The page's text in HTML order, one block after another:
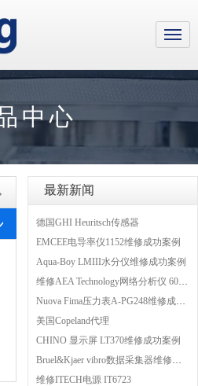
中心
最新新闻
德国GHI Heuritsch传感器
EMCEE电导率仪1152维修成功案例
Aqua-Boy LMIII水分仪维修成功案例
维修AEA Technology网络分析仪 6015-1010
Nuova Fima压力表A-PG248维修成功案例
美国Copeland代理
CHINO 显示屏 LT370维修成功案例
Bruel&Kjaer vibro数据采集器维修成功案例
维修ITECH电源 IT6723